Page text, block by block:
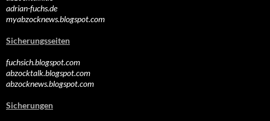
adrian-fuchs.de
myabzocknews.blogspot.com
Sicherungsseiten
fuchsich.blogspot.com
abzocktalk.blogspot.com
abzocknews.blogspot.com
Sicherungen